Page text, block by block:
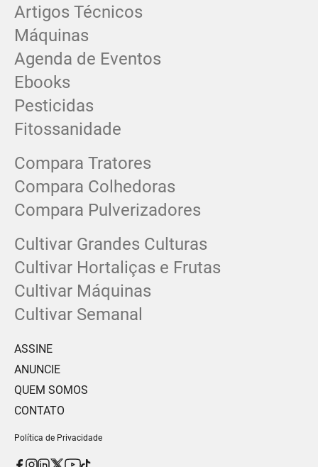
Artigos Técnicos
Máquinas
Agenda de Eventos
Ebooks
Pesticidas
Fitossanidade
Compara Tratores
Compara Colhedoras
Compara Pulverizadores
Cultivar Grandes Culturas
Cultivar Hortaliças e Frutas
Cultivar Máquinas
Cultivar Semanal
ASSINE
ANUNCIE
QUEM SOMOS
CONTATO
Política de Privacidade